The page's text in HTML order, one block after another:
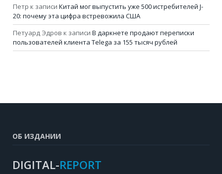
Петр к записи Китай мог выпустить уже 500 истребителей J-
20: почему эта цифра встревожила США
Петуард Эдров к записи В даркнете продают переписки
пользователей клиента Telega за 155 тысяч рублей
ОБ ИЗДАНИИ
DIGITAL-REPORT